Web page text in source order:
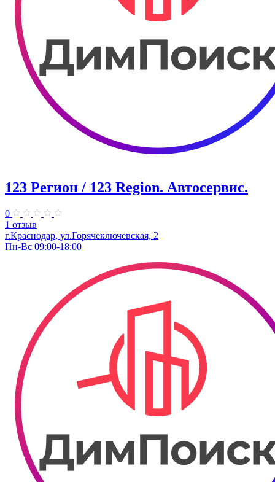
123 Регион / 123 Region. Автосервис.
0
1 отзыв
г.Краснодар, ул.Горячеключевская, 2
Пн-Вс 09:00-18:00